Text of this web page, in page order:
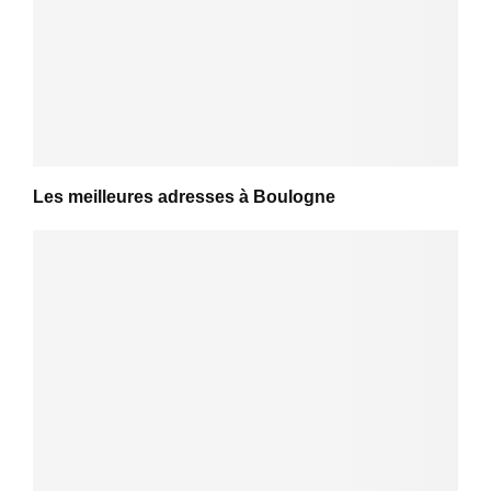
Les meilleures adresses à Boulogne